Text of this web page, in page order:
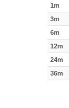
1m
3m
6m
12m
24m
36m